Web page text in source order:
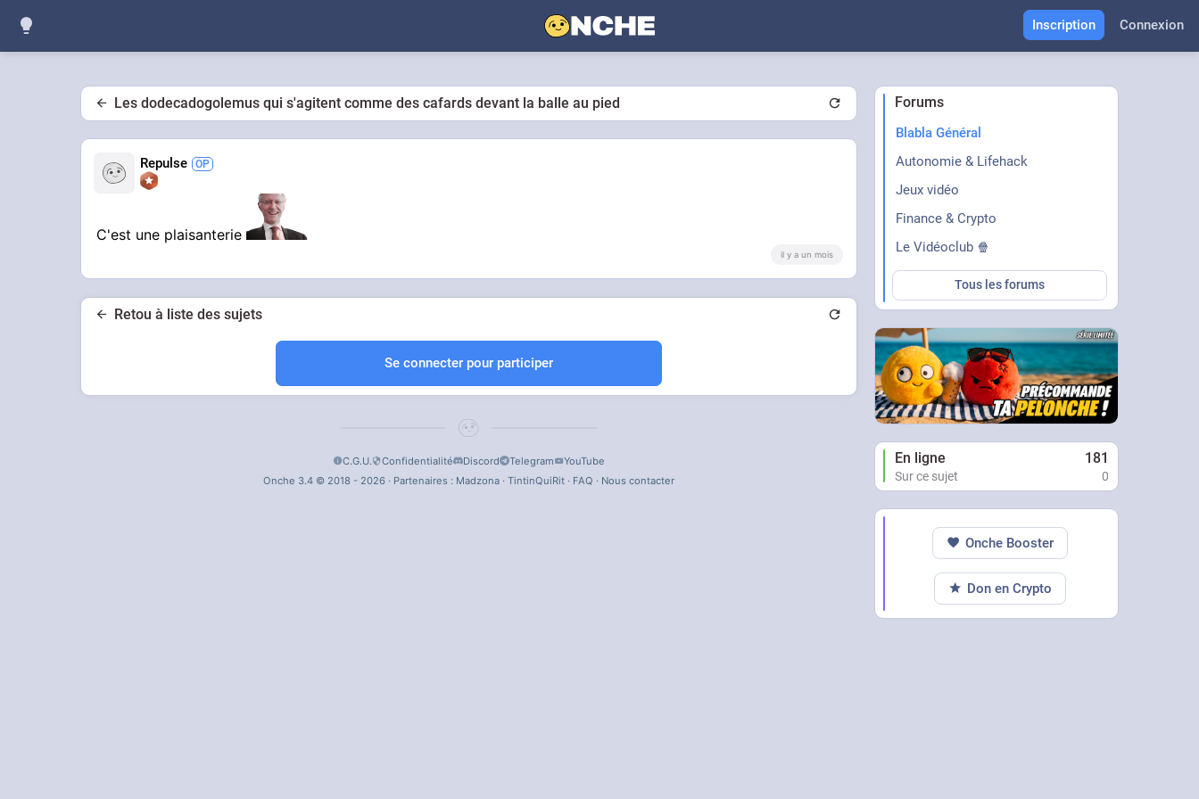
Inscription Connexion
Les dodecadogolemus qui s'agitent comme des cafards devant la balle au pied
Repulse
C'est une plaisanterie
il y a un mois
Retou à liste des sujets
Se connecter pour participer
C.G.U. Confidentialité Discord Telegram
YouTube
Onche 3.4 © 2018 - 2026 · Partenaires : Madzona ·TintinQuiRit · FAQ · Nous contacter
Forums
Blabla Général
Autonomie & Lifehack
Jeux vidéo
Finance & Crypto
Le Vidéoclub 🍿
Tous les forums
En ligne 181
Sur ce sujet 0
Onche Booster
Don en Crypto